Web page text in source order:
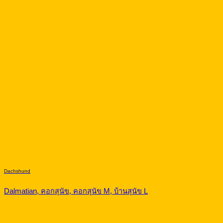
Dachshund
Dalmatian, คอกสุนัข, คอกสุนัข M, บ้านสุนัข L